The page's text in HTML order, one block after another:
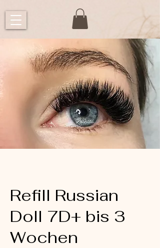
Refill Russian
Doll 7D+ bis 3
Wochen